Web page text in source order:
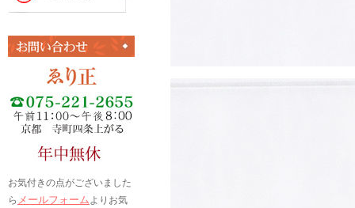
お気付きの点がございました
ら メールフォームよりお気